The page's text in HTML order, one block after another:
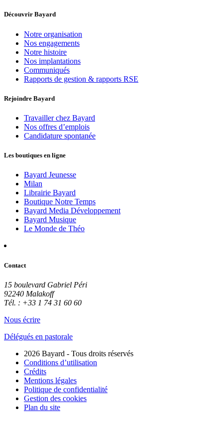
Découvrir Bayard
Notre organisation
Nos engagements
Notre histoire
Nos implantations
Communiqués
Rapports de gestion & rapports RSE
Rejoindre Bayard
Travailler chez Bayard
Nos offres d’emplois
Candidature spontanée
Les boutiques en ligne
Bayard Jeunesse
Milan
Librairie Bayard
Boutique Notre Temps
Bayard Media Développement
Bayard Musique
Le Monde de Théo
Contact
15 boulevard Gabriel Péri
92240 Malakoff
Tél. : +33 1 74 31 60 60
Nous écrire
Délégués en pastorale
2026 Bayard - Tous droits réservés
Conditions d’utilisation
Crédits
Mentions légales
Politique de confidentialité
Gestion des cookies
Plan du site